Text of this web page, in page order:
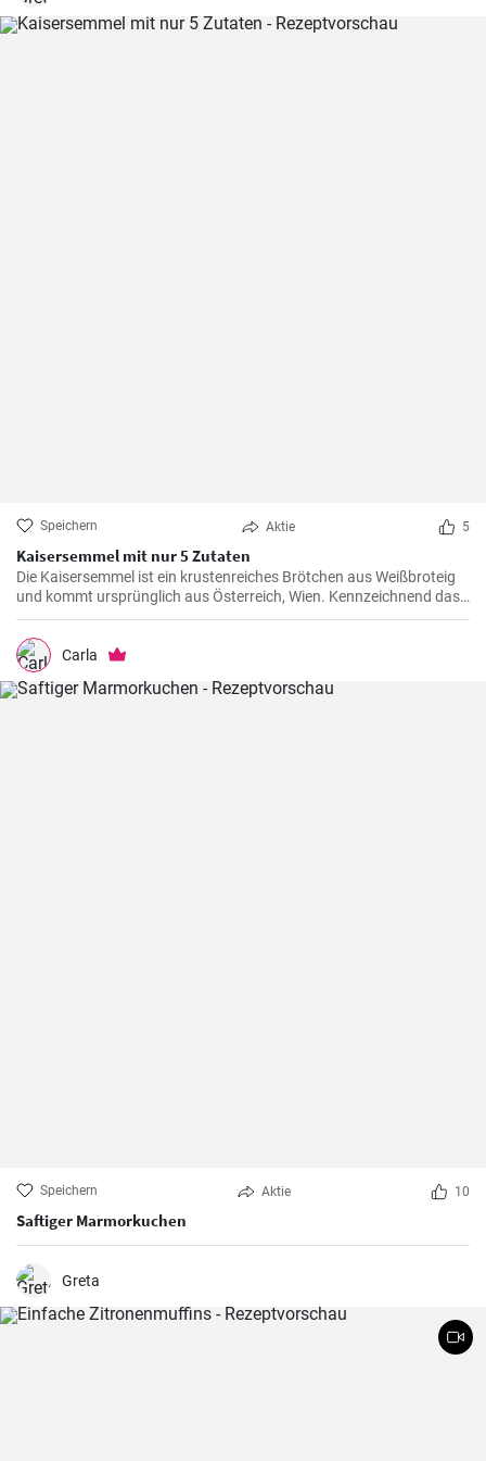
Speichern Aktie 5
Kaisersemmel mit nur 5 Zutaten
Die Kaisersemmel ist ein krustenreiches Brötchen aus Weißbroteig
und kommt ursprünglich aus Österreich, Wien. Kennzeichnend das
sternförmige Muster auf der Semmel durch Falten des Teigstücks
und natürlich mit Hefeteig gebacken.
Carla
Speichern Aktie 10
Saftiger Marmorkuchen
Greta